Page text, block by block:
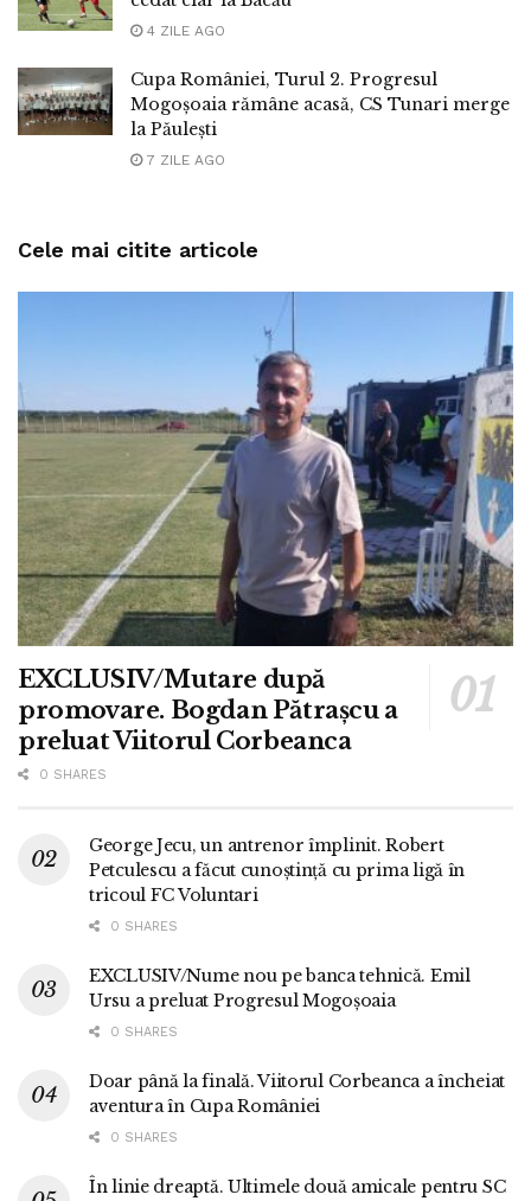
4 ZILE AGO
Cupa României, Turul 2. Progresul
Mogoșoaia rămâne acasă, CS Tunari merge
la Păulești
7 ZILE AGO
Cele mai citite articole
EXCLUSIV/Mutare după
promovare. Bogdan Pătrașcu a
preluat Viitorul Corbeanca
0 SHARES
George Jecu, un antrenor împlinit. Robert
Petculescu a făcut cunoștință cu prima ligă în
tricoul FC Voluntari
0 SHARES
EXCLUSIV/Nume nou pe banca tehnică. Emil
Ursu a preluat Progresul Mogoșoaia
0 SHARES
Doar până la finală. Viitorul Corbeanca a încheiat
aventura în Cupa României
0 SHARES
În linie dreaptă. Ultimele două amicale pentru SC